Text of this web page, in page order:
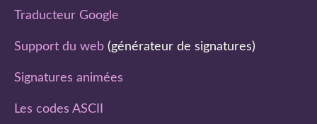
Traducteur Google
Support du web (générateur de signatures)
Signatures animées
Les codes ASCII